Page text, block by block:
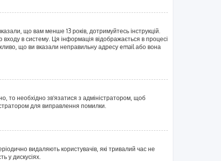
що вам менше 13 років, дотримуйтесь інструкцій.
в систему. Ця інформація відображається в процесі
що ви вказали неправильну адресу email або вона
то необхідно зв'язатися з адміністратором, щоб
для виправлення помилки.
видаляють користувачів, які тривалий час не
у дискусіях.